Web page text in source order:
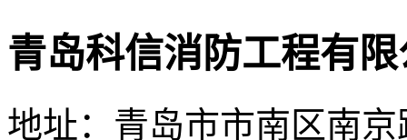
青岛科信消防工程有
地址：青岛市市南区南京